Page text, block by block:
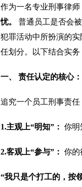
作为一名专业刑事律师
忧。
普通员工是否会
犯罪活动中所扮演的
任划分。以下结合实务
一、 责任认定的核心
追究一个员工刑事责任
1.主观上“明知”： 你明
2.客观上“参与”： 你的
“我只是个打工的，按